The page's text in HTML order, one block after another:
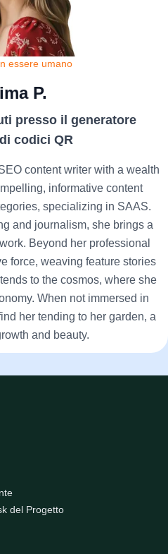
essere umano
P.
presso il generatore
codici QR
content writer with a wealth
informative content
specializing in SAAS.
and journalism, she brings a
Beyond her professional
force, weaving feature stories
to the cosmos, where she
When not immersed in
her tending to her garden, a
and beauty.
del Progetto